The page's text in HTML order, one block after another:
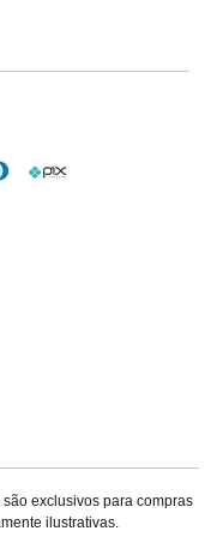
exclusivos para compras
ilustrativas.